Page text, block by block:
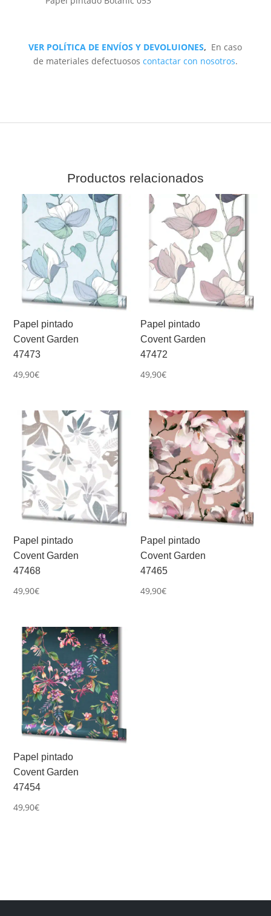
VER POLÍTICA DE ENVÍOS Y DEVOLUIONES, En caso
de materiales defectuosos contactar con nosotros.
Productos relacionados
Papel pintado
Covent Garden
47473
49,90€
Papel pintado
Covent Garden
47472
49,90€
Papel pintado
Covent Garden
47468
49,90€
Papel pintado
Covent Garden
47465
49,90€
Papel pintado
Covent Garden
47454
49,90€